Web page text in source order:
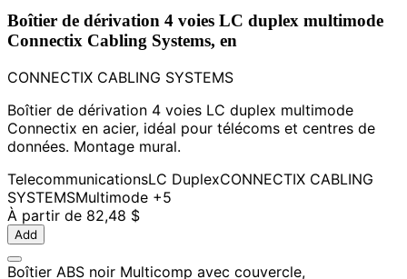
Boîtier de dérivation 4 voies LC duplex multimode
Connectix Cabling Systems, en
CONNECTIX CABLING SYSTEMS
Boîtier de dérivation 4 voies LC duplex multimode
Connectix en acier, idéal pour télécoms et centres de
données. Montage mural.
TelecommunicationsLC DuplexCONNECTIX CABLING
SYSTEMSMultimode +5
À partir de 82,48 $
Add
Boîtier ABS noir Multicomp avec couvercle,